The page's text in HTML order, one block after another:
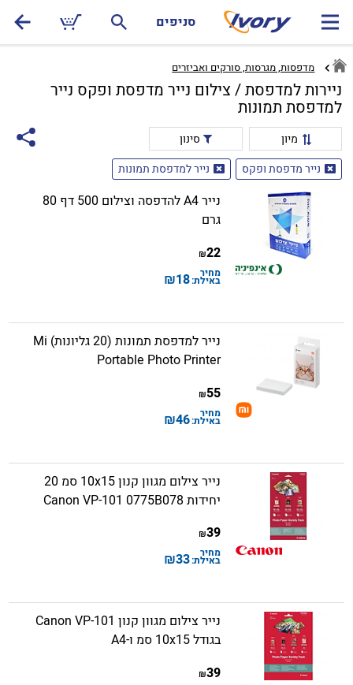
סניפים
מדפסות, מגרסות, סורקים ואביזרים
ניירות למדפסת / צילום נייר מדפסת ופקס נייר
למדפסת תמונות
מיון
סינון
נייר מדפסת ופקס
נייר למדפסת תמונות
נייר A4 להדפסה וצילום 500 דף 80
גרם
22
₪
מחיר
באילת:18
₪
נייר למדפסת תמונות (20 גליונות) Mi
Portable Photo Printer
55
₪
מחיר
באילת:46
₪
נייר צילום מגוון קנון 10x15 סמ 20
יחידות Canon VP-101 0775B078
39
₪
מחיר
באילת:33
₪
נייר צילום מגוון קנון Canon VP-101
בגודל 10x15 סמ ו-A4
39
₪